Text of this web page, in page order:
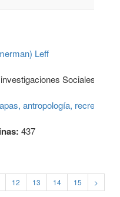
Leff
Sociales
antropología, recreación
437
12 13 14 15
>